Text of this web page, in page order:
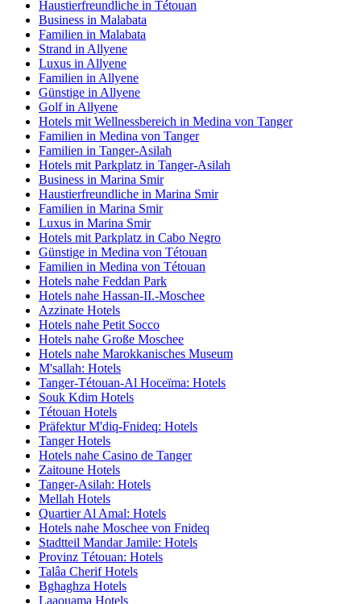
Haustierfreundliche in Tétouan
Business in Malabata
Familien in Malabata
Strand in Allyene
Luxus in Allyene
Familien in Allyene
Günstige in Allyene
Golf in Allyene
Hotels mit Wellnessbereich in Medina von Tanger
Familien in Medina von Tanger
Familien in Tanger-Asilah
Hotels mit Parkplatz in Tanger-Asilah
Business in Marina Smir
Haustierfreundliche in Marina Smir
Familien in Marina Smir
Luxus in Marina Smir
Hotels mit Parkplatz in Cabo Negro
Günstige in Medina von Tétouan
Familien in Medina von Tétouan
Hotels nahe Feddan Park
Hotels nahe Hassan-II.-Moschee
Azzinate Hotels
Hotels nahe Petit Socco
Hotels nahe Große Moschee
Hotels nahe Marokkanisches Museum
M'sallah: Hotels
Tanger-Tétouan-Al Hoceïma: Hotels
Souk Kdim Hotels
Tétouan Hotels
Präfektur M'diq-Fnideq: Hotels
Tanger Hotels
Hotels nahe Casino de Tanger
Zaitoune Hotels
Tanger-Asilah: Hotels
Mellah Hotels
Quartier Al Amal: Hotels
Hotels nahe Moschee von Fnideq
Stadtteil Mandar Jamile: Hotels
Provinz Tétouan: Hotels
Talâa Cherif Hotels
Bghaghza Hotels
Laaouama Hotels